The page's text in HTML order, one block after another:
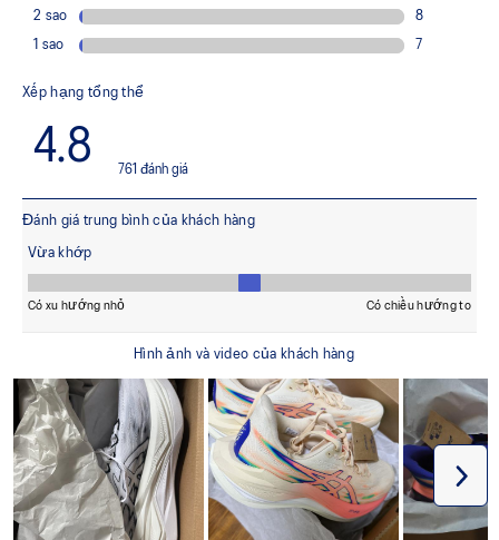
The sole's bottom design promotes a higher energy return
for an enhanced foam bouncing effect during toe-off.
Visibility for enhanced nightime and early-morning reflective
The sockliner is produced with the solution dyeing
process that reduces water usage by approximately
compared to the conventional dyeing technology.